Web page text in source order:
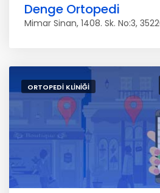
Denge Ortopedi
Mimar Sinan, 1408. Sk. No:3,
ORTOPEDI KLINIĞI